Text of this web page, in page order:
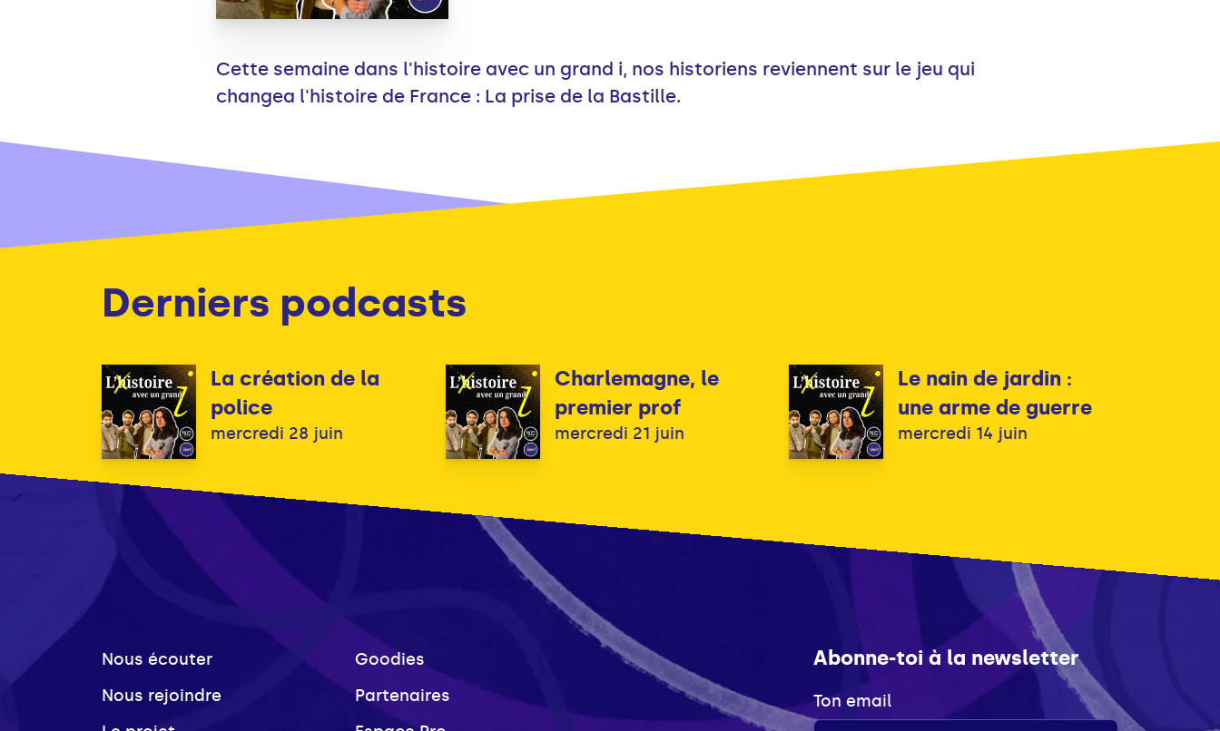
Cette semaine dans l'histoire avec un grand i, nos historiens reviennent sur le jeu qui
changea l'histoire de France : La prise de la Bastille.
Derniers podcasts
La création de la
police
mercredi 28 juin
Charlemagne, le
premier prof
mercredi 21 juin
Le nain de jardin :
une arme de guerre
mercredi 14 juin
Nous écouter
Nous rejoindre
Goodies
Partenaires
Abonne-toi à la newsletter
Ton email